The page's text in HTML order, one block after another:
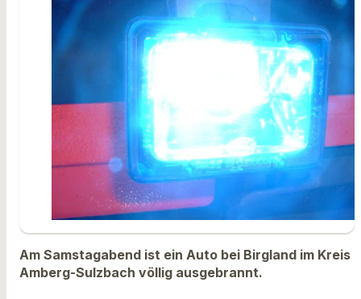
Am Samstagabend ist ein Auto bei Birgland im Kreis
Amberg-Sulzbach völlig ausgebrannt.